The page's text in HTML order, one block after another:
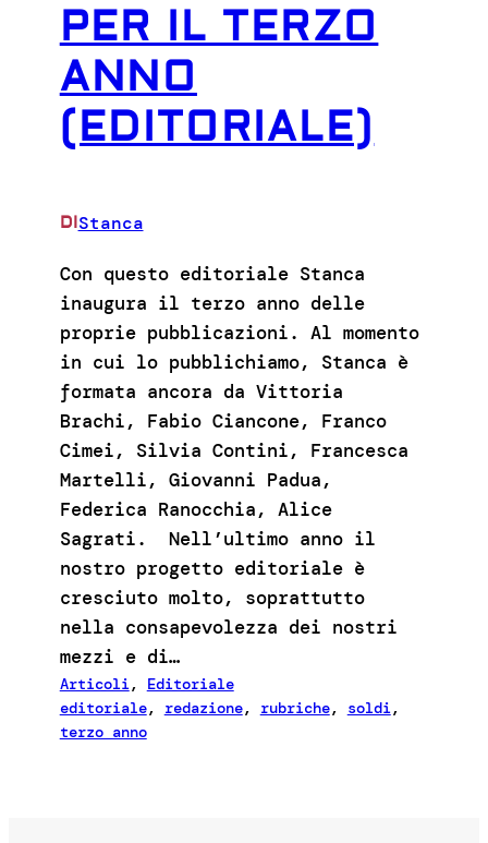
PER IL TERZO
ANNO
(EDITORIALE)
DIStanca
Con questo editoriale Stanca
inaugura il terzo anno delle
proprie pubblicazioni. Al momento
in cui lo pubblichiamo, Stanca è
formata ancora da Vittoria
Brachi, Fabio Ciancone, Franco
Cimei, Silvia Contini, Francesca
Martelli, Giovanni Padua,
Federica Ranocchia, Alice
Sagrati. Nell’ultimo anno il
nostro progetto editoriale è
cresciuto molto, soprattutto
nella consapevolezza dei nostri
mezzi e di…
Articoli, Editoriale
editoriale, redazione, rubriche, soldi
terzo anno